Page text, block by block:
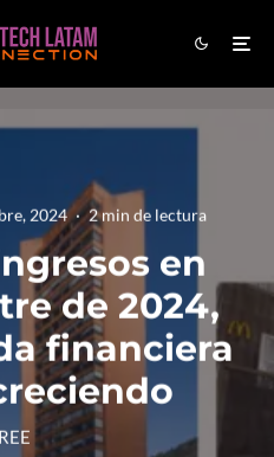
2024 · 2 min de lectura
en
de 2024,
financiera